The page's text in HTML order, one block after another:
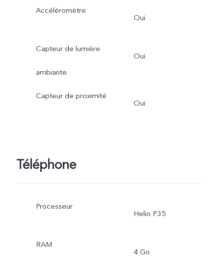
Accéléromètre
Oui
Capteur de lumière
ambiante
Oui
Capteur de proximité
Oui
Téléphone
Processeur
Helio P35
RAM
4 Go